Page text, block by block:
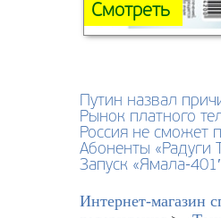
Смотреть
Путин назвал
Рынок платного
Россия не сможет
Абоненты «Радуги
Запуск «Ямала-
Интернет-магазин